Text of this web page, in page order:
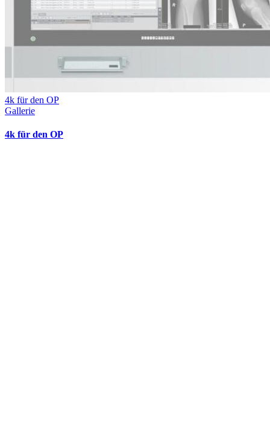
4k für den OP
Gallerie
4k für den OP